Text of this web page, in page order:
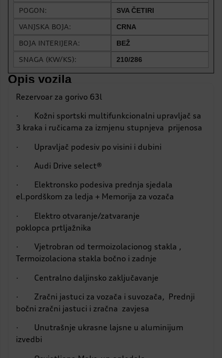
POGON: SVA ČETIRI
VANJSKA BOJA: CRNA
BOJA INTERIJERA: BEŽ
SNAGA (KW/KS): 210/286
Opis vozila
Rezervoar za gorivo 63l
· Kožni sportski multifunkcionalni upravljač sa
3 kraka i ručicama za izmjenu stupnjeva prijenosa
· Upravljač podesiv po visini i dubini
· Audi Drive select®
· Elektronsko podesiva prednja sjedala
el.pordškom za ledja + Memorija za vozača
· Elektro otvaranje/zatvaranje
poklopca prtljažnika
· Vjetrobran od termoizolacionog stakla ,
Termoizolaciona stakla bočno i zadnje
· Centralno daljinsko zaključavanje
· Zračni jastuci za vozača i suvozača, Prednji
bočni zračni jastuci i zračna zavjesa
· Unutrašnje ukrasne lajsne u aluminijum
izvedbi